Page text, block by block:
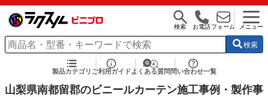
検索 お電話フォーム メニュー
検索
製品カテゴリ ご利用ガイド よくある質問 問い合わせ一覧
山梨県南都留郡のビニールカーテン施工事例・製作事